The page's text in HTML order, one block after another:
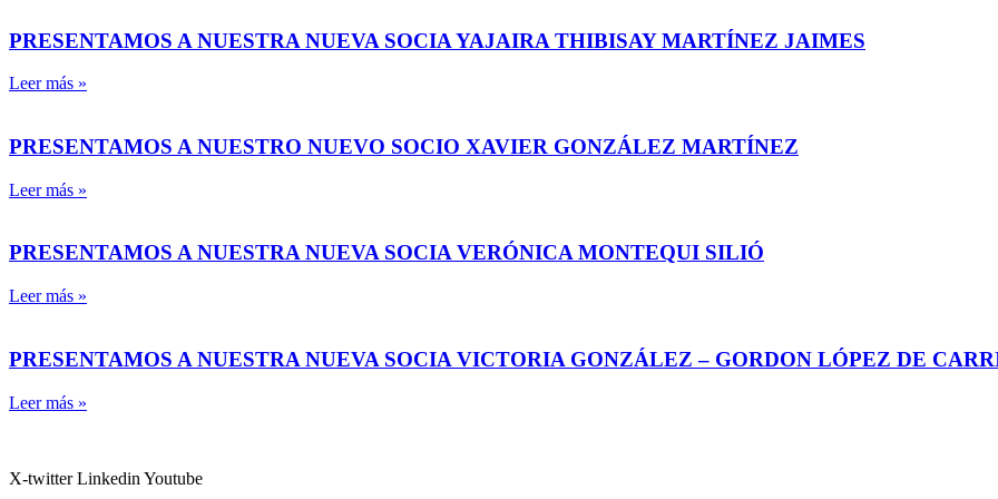
PRESENTAMOS A NUESTRA NUEVA SOCIA YAJAIRA THIBISAY MARTÍNEZ JAIMES
Leer más »
PRESENTAMOS A NUESTRO NUEVO SOCIO XAVIER GONZÁLEZ MARTÍNEZ
Leer más »
PRESENTAMOS A NUESTRA NUEVA SOCIA VERÓNICA MONTEQUI SILIÓ
Leer más »
PRESENTAMOS A NUESTRA NUEVA SOCIA VICTORIA GONZÁLEZ – GORDON LÓPEZ DE
Leer más »
X-twitter Linkedin Youtube